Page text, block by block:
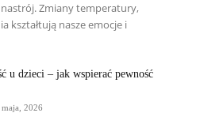
Zmiany temperatury,
kształtują nasze emocje i
u dzieci – jak wspierać pewność
2026